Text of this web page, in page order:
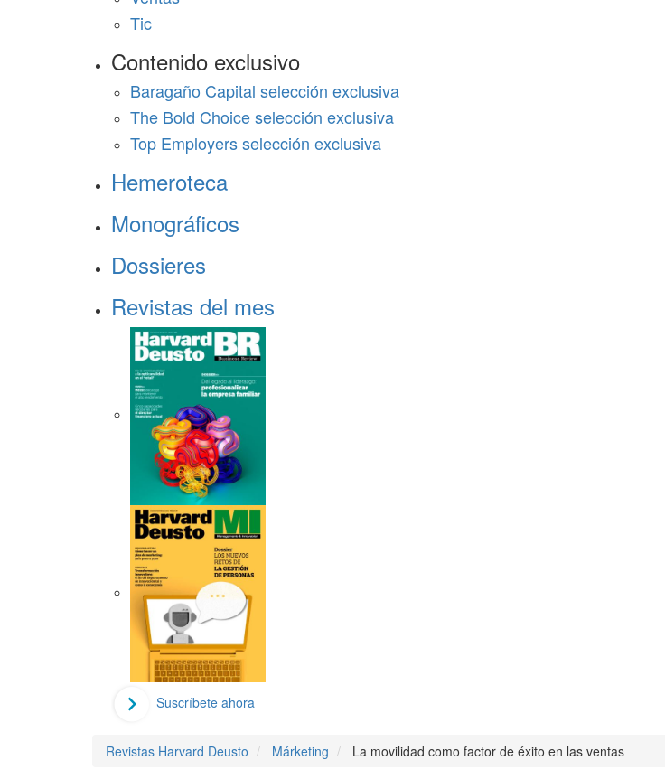
Tic
Contenido exclusivo
Baragaño Capital selección exclusiva
The Bold Choice selección exclusiva
Top Employers selección exclusiva
Hemeroteca
Monográficos
Dossieres
Revistas del mes
Suscríbete ahora
Revistas Harvard Deusto Márketing La movilidad como factor de éxito en las ventas